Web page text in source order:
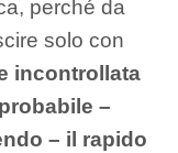
perché da
solo con
incontrollata
–
– il rapido